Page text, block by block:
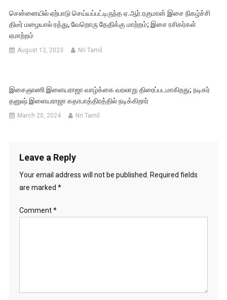
சென்னையில் ஏற்பாடு செய்யப்பட்டிருந்த ஏ.ஆர்.ரகுமான் இசை நிகழ்ச்சி
திடீர் மழையால் ரத்து, வேறொரு தேதிக்கு மாற்றம்; இசை ரசிகர்கள்
ஏமாற்றம்
August 12, 2023 Nri Tamil
இசைஞாணி இளையராஜா வாழ்க்கை வரலாறு திரைப்படமாகிறது; நடிகர்
தனுஷ் இளையராஜா கதாபாத்திரத்தில் நடிக்கிறார்
March 20, 2024 Nri Tamil
Leave a Reply
Your email address will not be published. Required fields
are marked *
Comment*